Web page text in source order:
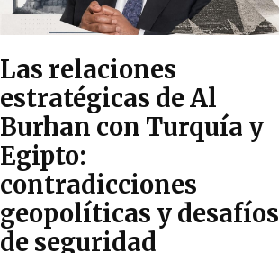
Las relaciones
estratégicas de Al
Burhan con Turquía y
Egipto:
contradicciones
geopolíticas y desafíos
de seguridad